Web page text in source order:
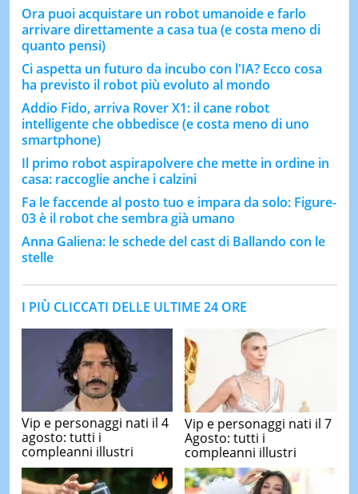
Ora puoi acquistare un robot umanoide e farlo
arrivare direttamente a casa tua (e costa meno di
quanto pensi)
Ci aspetta un futuro da incubo con l'IA? Ecco cosa
ha previsto il robot più evoluto al mondo
Addio Fido, arriva Rover X1: il cane robot
intelligente che obbedisce (e costa meno di uno
smartphone)
Il primo robot aspirapolvere che mette in ordine in
casa: raccoglie anche i calzini
Fa le faccende al posto tuo e impara da solo: Figure-
03 è il robot che sembra già umano
Anna Galiena: le schede del cast di Ballando con le
stelle
I PIÙ CLICCATI DELLE ULTIME 24 ORE
Vip e personaggi nati il 4
agosto: tutti i
compleanni illustri
Vip e personaggi nati il 7
Agosto: tutti i
compleanni illustri